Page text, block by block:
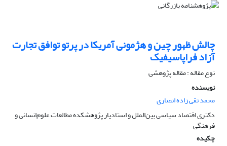
چالش ظهور چین و هژمونی آمریکا در پرتو توافق تجارت
آزاد فراپاسیفیک
نوع مقاله : مقاله پژوهشی
نویسنده
محمد تقی زاده انصاری
دکتری اقتصاد سیاسی بین‌الملل و استادیار پژوهشکده مطالعات علوم‌انسانی و
فرهنگی
چکیده